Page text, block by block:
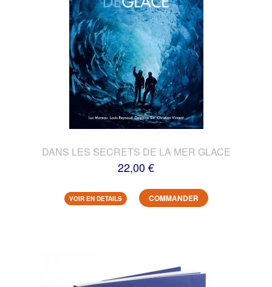
DANS LES SECRETS DE LA MER GLACE
22,00 €
VOIR EN DETAILS COMMANDER